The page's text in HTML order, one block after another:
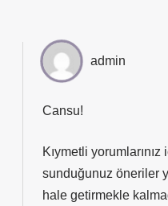
admin
Cansu!
Kıymetli
sunduğunuz öneriler
hale getirmekle